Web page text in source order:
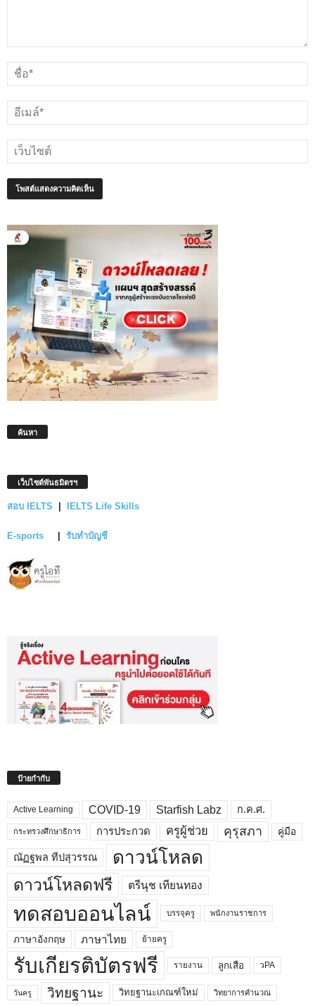
ค้นหา
เว็บไซต์พันธมิตรฯ
สอบ IELTS | IELTS Life Skills
E-sports | รับทำบัญชี
ป้ายกำกับ
Active Learning COVID-19 Starfish Labz ก.ค.ศ.
กระทรวงศึกษาธิการ การประกวด ครูผู้ช่วย คุรุสภา คู่มือ
ณัฏฐพล ทีปสุวรรณ ดาวน์โหลด
ดาวน์โหลดฟรี ตรีนุช เทียนทอง
ทดสอบออนไลน์ บรรจุครู พนักงานราชการ
ภาษาอังกฤษ ภาษาไทย ย้ายครู
รับเกียรติบัตรฟรี รายงาน ลูกเสือ วPA
วันครู วิทยฐานะ วิทยฐานะเกณฑ์ใหม่ วิทยาการคำนวณ